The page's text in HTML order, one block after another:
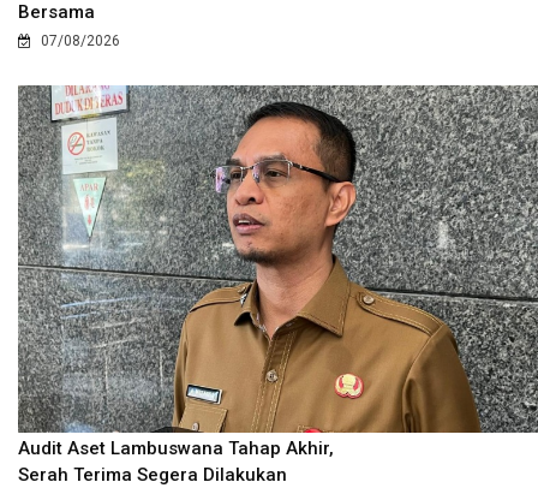
Bersama
07/08/2026
Audit Aset Lambuswana Tahap Akhir,
Serah Terima Segera Dilakukan